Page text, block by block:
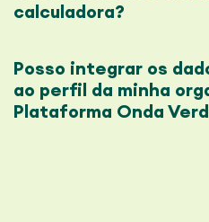
calculadora?
Posso integrar os
ao perfil da minha
Plataforma Onda